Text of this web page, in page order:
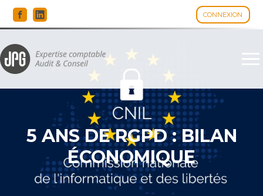
CONNEXION
Aller
au
5 ANS DE RGPD : BILAN
ÉCONOMIQUE